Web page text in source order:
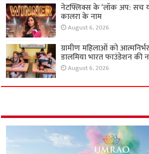
नेटफ्लिक्स के ‘लॉक अप: सच
कालरा के नाम
August 6, 2026
ग्रामीण महिलाओं को
डालमिया भारत फाउंडेशन की
August 6, 2026